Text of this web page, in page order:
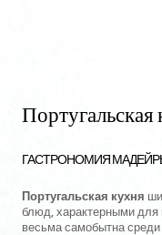
Португальская
ГАСТРОНОМИЯ
Португальская кухня
блюд, характерными для
весьма самобытна